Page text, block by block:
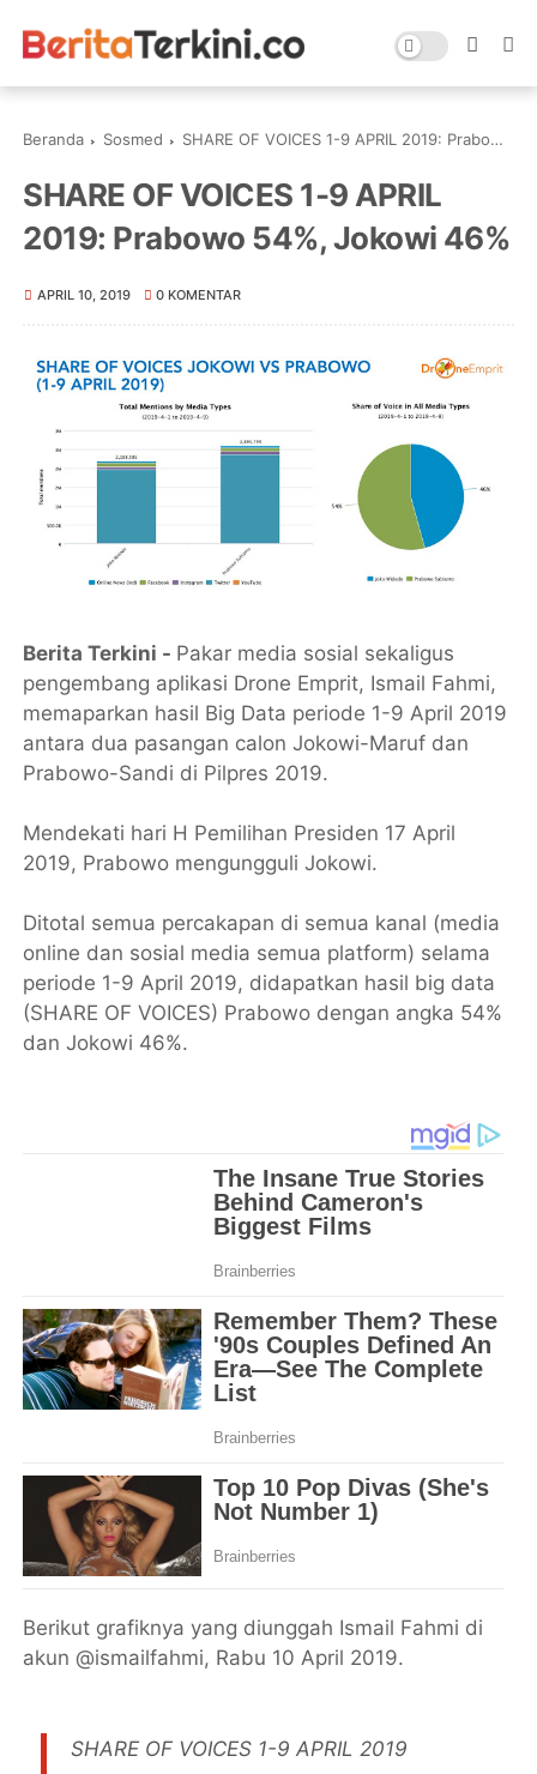
Beranda Sosmed SHARE OF VOICES 1-9 APRIL 2019: Prabowo 54%, Jokowi 46%
SHARE OF VOICES 1-9 APRIL
2019: Prabowo 54%, Jokowi 46%
APRIL 10, 2019 0 KOMENTAR
Berita Terkini - Pakar media sosial sekaligus
pengembang aplikasi Drone Emprit, Ismail Fahmi,
memaparkan hasil Big Data periode 1-9 April 2019
antara dua pasangan calon Jokowi-Maruf dan
Prabowo-Sandi di Pilpres 2019.
Mendekati hari H Pemilihan Presiden 17 April
2019, Prabowo mengungguli Jokowi.
Ditotal semua percakapan di semua kanal (media
online dan sosial media semua platform) selama
periode 1-9 April 2019, didapatkan hasil big data
(SHARE OF VOICES) Prabowo dengan angka 54%
dan Jokowi 46%.
Berikut grafiknya yang diunggah Ismail Fahmi di
akun @ismailfahmi, Rabu 10 April 2019.
SHARE OF VOICES 1-9 APRIL 2019